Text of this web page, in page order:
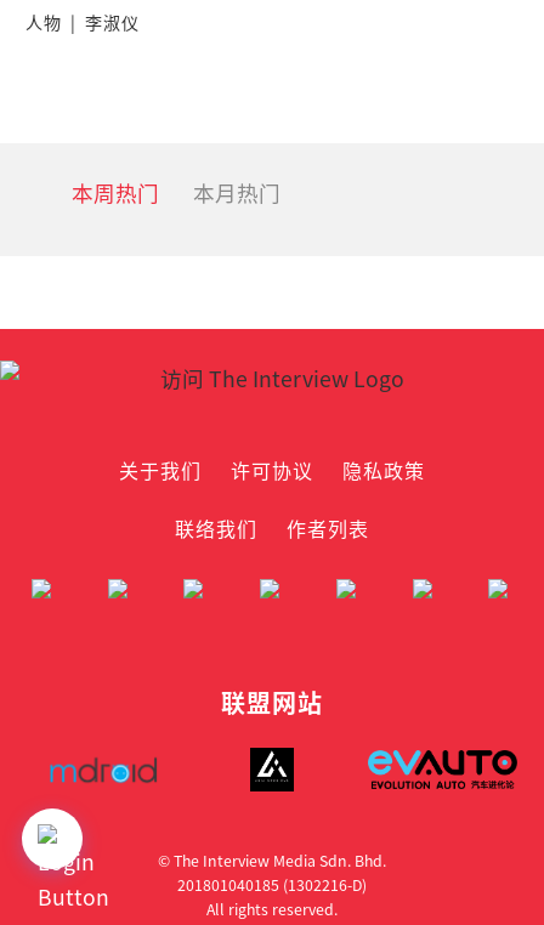
人物 | 李淑仪
本周热门 本月热门
关于我们 许可协议
隐私政策
联络我们
作者列表
联盟网站
© The Interview Media Sdn. Bhd.
201801040185 (1302216­-D)
All rights reserved.